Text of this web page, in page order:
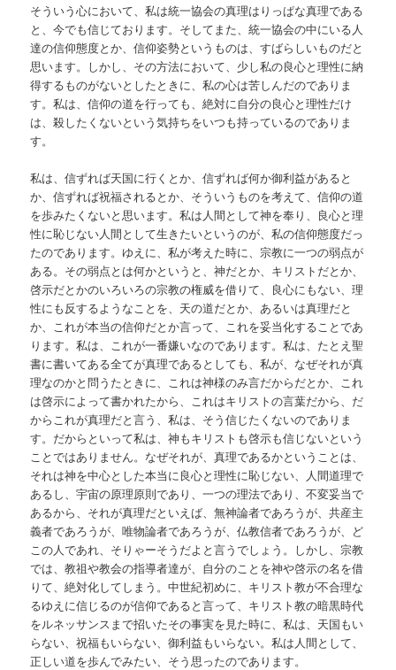
そういう心において、私は統一協会の真理はりっぱな真理である
と、今でも信じております。そしてまた、統一協会の中にいる人
達の信仰態度とか、信仰姿勢というものは、すばらしいものだと
思います。しかし、その方法において、少し私の良心と理性に納
得するものがないとしたときに、私の心は苦しんだのでありま
す。私は、信仰の道を行っても、絶対に自分の良心と理性だけ
は、殺したくないという気持ちをいつも持っているのでありま
す。
私は、信ずれば天国に行くとか、信ずれば何か御利益があると
か、信ずれば祝福されるとか、そういうものを考えて、信仰の道
を歩みたくないと思います。私は人間として神を奉り、良心と理
性に恥じない人間として生きたいというのが、私の信仰態度だっ
たのであります。ゆえに、私が考えた時に、宗教に一つの弱点が
ある。その弱点とは何かというと、神だとか、キリストだとか、
啓示だとかのいろいろの宗教の権威を借りて、良心にもない、理
性にも反するようなことを、天の道だとか、あるいは真理だと
か、これが本当の信仰だとか言って、これを妥当化することであ
ります。私は、これが一番嫌いなのであります。私は、たとえ聖
書に書いてある全てが真理であるとしても、私が、なぜそれが真
理なのかと問うたときに、これは神様のみ言だからだとか、これ
は啓示によって書かれたから、これはキリストの言葉だから、だ
からこれが真理だと言う、私は、そう信じたくないのでありま
す。だからといって私は、神もキリストも啓示も信じないという
ことではありません。なぜそれが、真理であるかということは、
それは神を中心とした本当に良心と理性に恥じない、人間道理で
あるし、宇宙の原理原則であり、一つの理法であり、不変妥当で
あるから、それが真理だといえば、無神論者であろうが、共産主
義者であろうが、唯物論者であろうが、仏教信者であろうが、ど
この人であれ、そりゃーそうだよと言うでしょう。しかし、宗教
では、教祖や教会の指導者達が、自分のことを神や啓示の名を借
りて、絶対化してしまう。中世紀初めに、キリスト教が不合理な
るゆえに信じるのが信仰であると言って、キリスト教の暗黒時代
をルネッサンスまで招いたその事実を見た時に、私は、天国もい
らない、祝福もいらない、御利益もいらない。私は人間として、
正しい道を歩んでみたい、そう思ったのであります。